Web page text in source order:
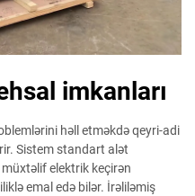
imkanları
həll etməkdə qeyri-adi
Sistem standart alət
elektrik keçirən
emal edə bilər. İrəliləmiş